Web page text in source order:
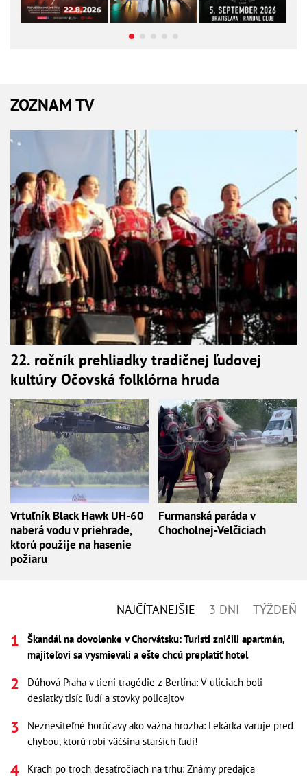
ZOZNAM TV
22. ročník prehliadky tradičnej ľudovej
kultúry Očovská folklórna hruda
Vrtuľník Black Hawk UH-60
naberá vodu v priehrade,
ktorú použije na hasenie
požiaru
Furmanská paráda v
Chocholnej-Velčiciach
NAJČÍTANEJŠIE 3 DNI TÝŽDEŇ
Škandál na dovolenke v Chorvátsku: Turisti zničili apartmán,
majiteľovi sa vysmievali a ešte chcú preplatiť hotel
Dúhová Praha v tieni tragédie z Berlína: V uliciach boli
desiatky tisíc ľudí a stovky policajtov
Neznesiteľné horúčavy ako vážna hrozba: Lekárka varuje pred
chybou, ktorú robí väčšina starších ľudí!
Krach po troch desaťročiach na trhu: Známy predajca